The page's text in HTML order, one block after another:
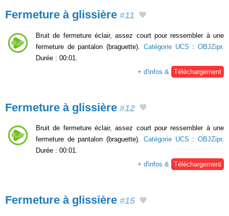
Fermeture à glissière #11
Bruit de fermeture éclair, assez court pour ressembler à une
fermeture de pantalon (braguette). Catégorie UCS :OBJZipr.
Durée : 00:01.
+ d'infos &
Téléchargement
Fermeture à glissière #12
Bruit de fermeture éclair, assez court pour ressembler à une
fermeture de pantalon (braguette). Catégorie UCS :OBJZipr.
Durée : 00:01.
+ d'infos & Téléchargement
Fermeture à glissière #15